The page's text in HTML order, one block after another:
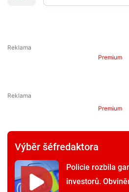
Premium
Premium
Výběr šéfredaktora
Policie rozbila
investorů.